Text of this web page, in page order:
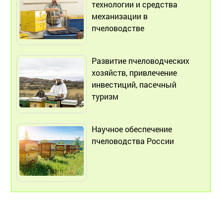
технологии и средства
механизации в
пчеловодстве
Развитие пчеловодческих
хозяйств, привлечение
инвестиций, пасечный
туризм
Научное обеспечение
пчеловодства России